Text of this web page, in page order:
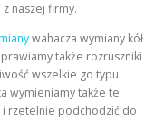
naszej firmy.
wahacza wymiany kół
także rozruszniki
wszelkie go typu
wymieniamy także te
i rzetelnie podchodzić do